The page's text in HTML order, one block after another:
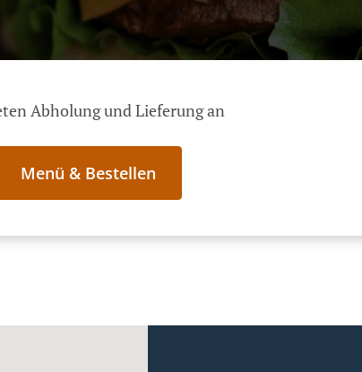
Abholung und Lieferung an
Menü & Bestellen